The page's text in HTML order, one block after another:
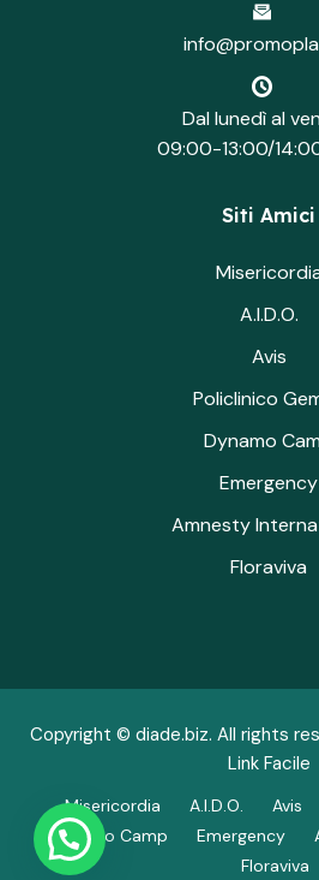
Dal lunedì al
09:00-13:00/
Siti Amici
A.I.D.O.
Avis
Policlinico
Dynamo
Emergency
Amnesty
Floraviva
Copyright © diade.biz. All rights
Link Facile
Misericordia A.I.D.O. Avis
Dynamo Camp
Emergency
Floraviva